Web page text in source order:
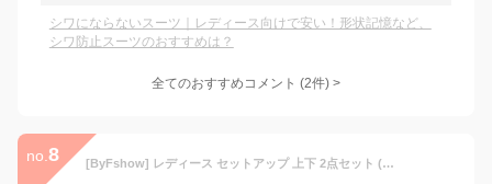
シワにならないスーツ｜レディース向けで安い！形状記憶など、
シワ防止スーツのおすすめは？
全てのおすすめコメント (2件) >
no. 8 [ByFshow] レディース セットアップ 上下 2点セット (ジャケット ＋ パンツ) パンツ スーツ ズボン レジャー スーツ 春 秋 冬 通勤 事務服 結婚式 ビジネス用 面接 無地 おおきいサイズ